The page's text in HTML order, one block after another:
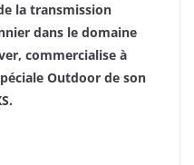
la transmission
dans le domaine
commercialise à
Outdoor de son